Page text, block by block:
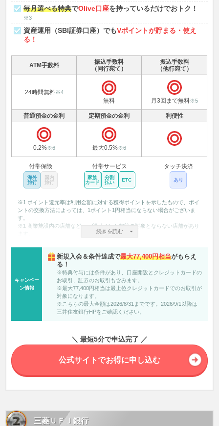
毎月選べる特典でOlive口座を持っているだけでおトク！
※3
資産運用（SBI証券口座）でもVポイントが貯まる・使え
る！
ATM手数料
振込手数料
（同行宛て）
振込手数料
（他行宛て）
24時間無料※4
無料 月3回まで無料※5
普通預金の金利 定期預金の金利 利便性
0.2%※6 最大0.5%※6
付帯保険
海外
旅行
国内
旅行
付帯サービス
家族
カード
分割
払い
ETC
タッチ決済
あり
続きを読む
※1 ポイント還元率は利用金額に対する獲得ポイントを示したもので、ポイ
ントの交換方法によっては、1ポイント1円相当にならない場合がございま
す。
※1 商業施設内の店舗など、一部ポイント加算の対象とならない店舗があり
き、実際にポイントアップされる還元率の上限は20％までとなります。
※1 対象のサービスのご利用状況に応じて、対象のコンビニ・飲食店でのご
利用時に、通常のポイント分を含んだ最大20％ポイントが還元されます。
※2 基本特典について、くわしくはHPをご確認ください。 Oliveアカウント
： 三井住友銀行 (smbc.co.jp)
※3 選択月末時点の円預金・外貨預金の合計残高が10,000円以上の場合、翌
月中旬までに100ポイント付与されます。
※4 Oliveアカウントご契約口座での、三井住友銀行本支店ATM、三菱UFJ銀
行の店舗外ATMでの時間外手数料が無料です。
行あて振込手数料が月3回まで無料です。
※6 2025年5月時点の金利です。最新情報は三井住友銀行ホームページをご
※7 最短70分で開設できない場合があります。口座開設時間短縮についての
キャンペー
ン情報
新規入会＆条件達成で最大77,400円相当がもらえ
る！
※特典付与には条件があり、口座開設とクレジットカードの
お取引、証券のお取引も含みます。
※最大77,400円相当は最上位クレジットカードでのお取引が
対象になります。
※こちらの最大金額は2026/8/31までです。2026/9/1以降は
三井住友銀行HPをご確認ください。
＼ 最短5分で申込完了 ／
公式サイトでお得に申し込む
三菱ＵＦＪ銀行